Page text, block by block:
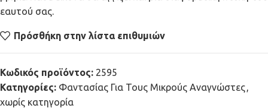
εαυτού σας.
Πρόσθήκη στην λίστα επιθυμιών
Κωδικός προϊόντος: 2595
Κατηγορίες: Φαντασίας Για Τους Μικρούς Αναγνώστες,
χωρίς κατηγορία